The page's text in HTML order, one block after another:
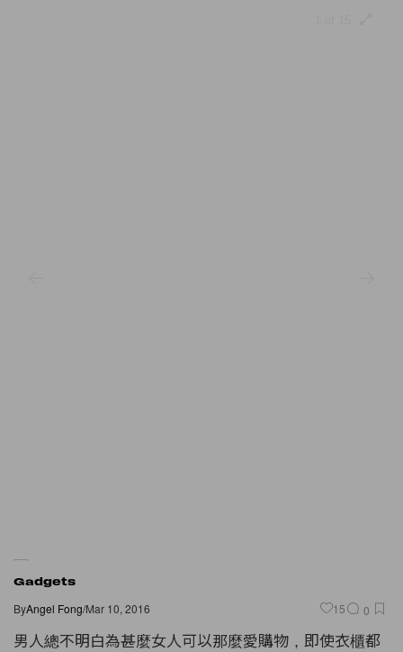
Gadgets
ByAngel Fong/Mar 10, 2016 15 0
男人總不明白為甚麼女人可以那麼愛購物，即使衣櫃都